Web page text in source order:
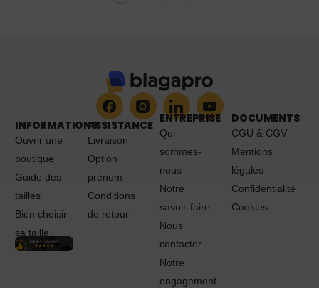
INFORMATIONS
Ouvrir une
boutique
Guide des
tailles
Bien choisir
sa taille
ASSISTANCE
Livraison
Option
prénom
Conditions
de retour
ENTREPRISE
Qui
sommes-
nous
Notre
savoir-faire
Nous
contacter
Notre
engagement
DOCUMENTS
CGU & CGV
Mentions
légales
Confidentialité
Cookies